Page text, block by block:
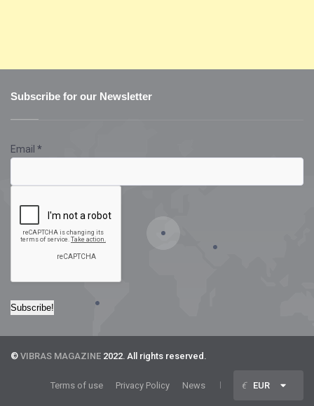
Subscribe for our Newsletter
Email *
© VIBRAS MAGAZINE 2022. All rights reserved.
Terms of use Privacy Policy News € EUR